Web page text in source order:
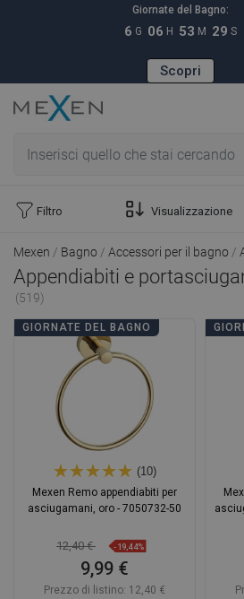
Giornate del Bagno:
6 G 06 H 53 M 28 S
Scopri
Filtro Visualizzazione
Mexen Bagno Accessori per il bagno
Appendiabiti e
(519)
GIORNATE DEL BAGNO
(10)
Mexen Remo appendiabiti per
asciugamani, oro - 7050732-50
12,40 € -19,44%
9,99 €
Prezzo di listino: 12,40 €